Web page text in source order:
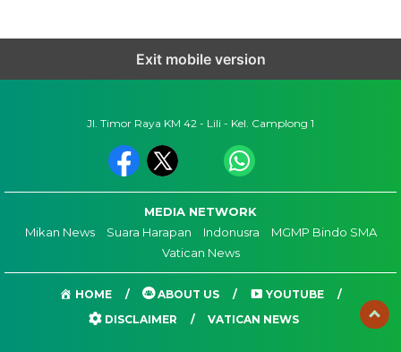
Exit mobile version
Jl. Timor Raya KM 42 - Lili - Kel. Camplong 1
MEDIA NETWORK
Mikan News
Suara Harapan Indonusra
MGMP Bindo SMA
Vatican News
HOME ABOUT US
YOUTUBE
DISCLAIMER
VATICAN NEWS